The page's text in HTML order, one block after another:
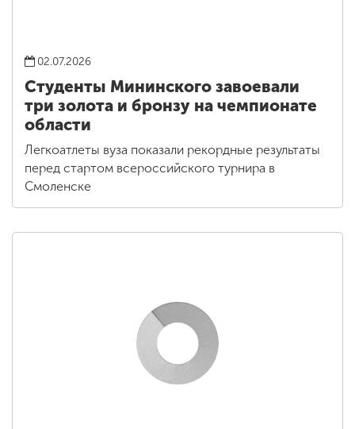
02.07.2026
Студенты Мининского завоевали
три золота и бронзу на чемпионате
области
Легкоатлеты вуза показали рекордные результаты
перед стартом всероссийского турнира в
Смоленске